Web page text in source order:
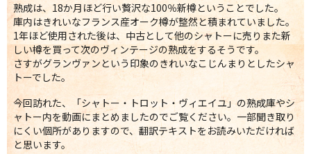
熟成は、18か月ほど行い贅沢な100％新樽ということでした。
庫内はきれいなフランス産オーク樽が整然と積まれていました。
1年ほど使用された後は、中古として他のシャトーに売りまた新
しい樽を買って次のヴィンテージの熟成をするそうです。
さすがグランヴァンという印象のきれいなこじんまりとしたシャ
トーでした。
今回訪れた、「シャトー・トロット・ヴィエイユ」の熟成庫やシ
ャトー内を動画にまとめましたのでご覧ください。一部聞き取り
にくい個所がありますので、翻訳テキストをお読みいただければ
と思います。